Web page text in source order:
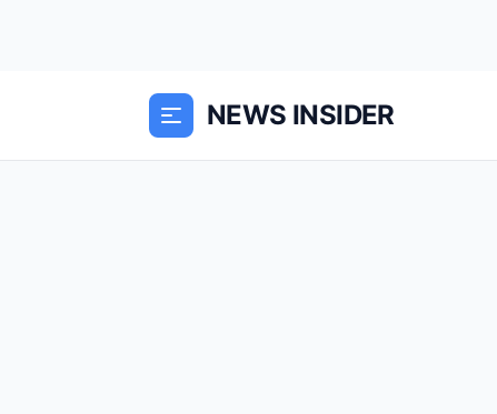
NEWS INSIDER